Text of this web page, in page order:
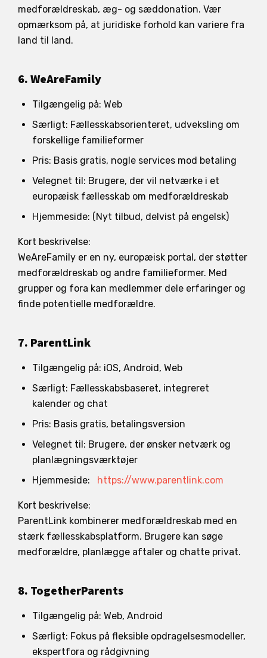
medforældreskab, æg- og sæddonation. Vær
opmærksom på, at juridiske forhold kan variere fra
land til land.
6. WeAreFamily
Tilgængelig på: Web
Særligt: Fællesskabsorienteret, udveksling om
forskellige familieformer
Pris: Basis gratis, nogle services mod betaling
Velegnet til: Brugere, der vil netværke i et
europæisk fællesskab om medforældreskab
Hjemmeside: (Nyt tilbud, delvist på engelsk)
Kort beskrivelse:
WeAreFamily er en ny, europæisk portal, der støtter
medforældreskab og andre familieformer. Med
grupper og fora kan medlemmer dele erfaringer og
finde potentielle medforældre.
7. ParentLink
Tilgængelig på: iOS, Android, Web
Særligt: Fællesskabsbaseret, integreret
kalender og chat
Pris: Basis gratis, betalingsversion
Velegnet til: Brugere, der ønsker netværk og
planlægningsværktøjer
Hjemmeside: https://www.parentlink.com
Kort beskrivelse:
ParentLink kombinerer medforældreskab med en
stærk fællesskabsplatform. Brugere kan søge
medforældre, planlægge aftaler og chatte privat.
8. TogetherParents
Tilgængelig på: Web, Android
Særligt: Fokus på fleksible opdragelsesmodeller,
ekspertfora og rådgivning